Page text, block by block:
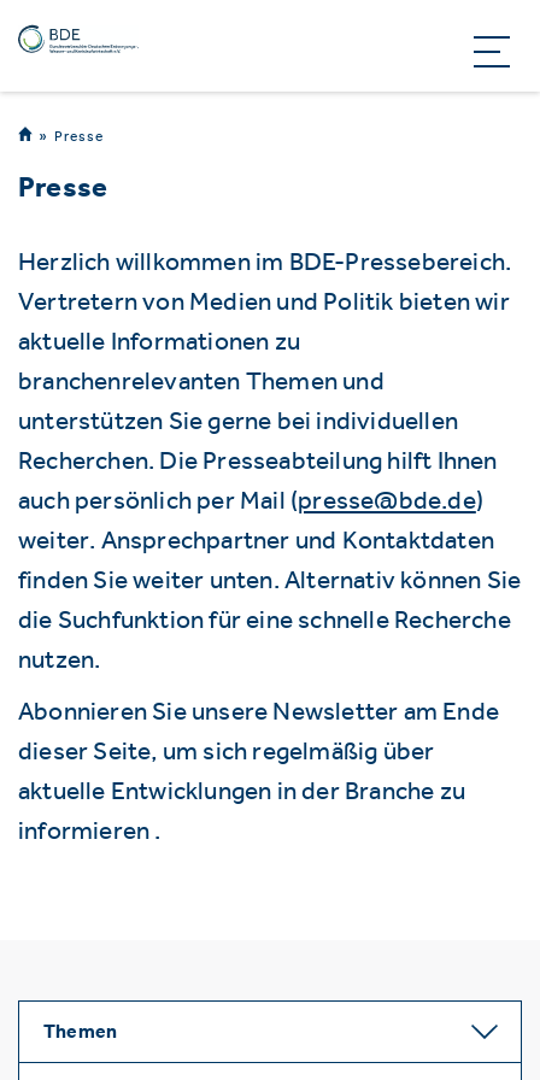
Presse
Presse
Herzlich willkommen im BDE-Pressebereich.
Vertretern von Medien und Politik bieten wir
aktuelle Informationen zu
branchenrelevanten Themen und
unterstützen Sie gerne bei individuellen
Recherchen. Die Presseabteilung hilft Ihnen
auch persönlich per Mail (presse@bde.de)
weiter. Ansprechpartner und Kontaktdaten
finden Sie weiter unten. Alternativ können Sie
die Suchfunktion für eine schnelle Recherche
nutzen.
Abonnieren Sie unsere Newsletter am Ende
dieser Seite, um sich regelmäßig über
aktuelle Entwicklungen in der Branche zu
informieren .
Themen